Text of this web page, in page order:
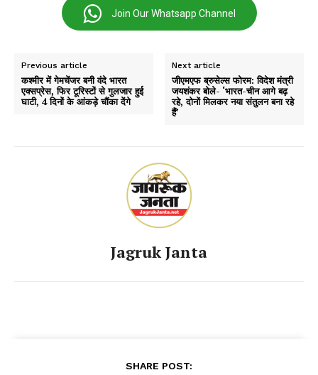
Join Our Whatsapp Channel
Previous article
कश्मीर में गेमचेंजर बनी वंदे भारत
एक्सप्रेस, फिर टूरिस्टों से गुलजार हुई
घाटी, 4 दिनों के आंकड़े चौंका देंगे
Next article
जीएमएफ ब्रुसेल्स फोरम: विदेश मंत्री
जयशंकर बोले- ‘भारत-चीन आगे बढ़
रहे, दोनों मिलकर नया संतुलन बना रहे
हैं’
Jagruk Janta
SHARE POST: